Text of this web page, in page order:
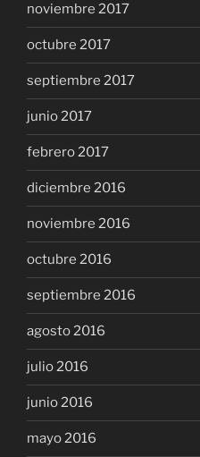
noviembre 2017
octubre 2017
septiembre 2017
junio 2017
febrero 2017
diciembre 2016
noviembre 2016
octubre 2016
septiembre 2016
agosto 2016
julio 2016
junio 2016
mayo 2016